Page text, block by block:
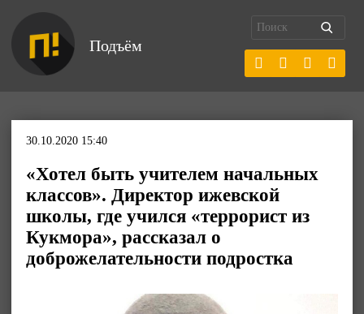
Подъём
30.10.2020 15:40
«Хотел быть учителем начальных
классов». Директор ижевской
школы, где учился «террорист из
Кукмора», рассказал о
доброжелательности подростка